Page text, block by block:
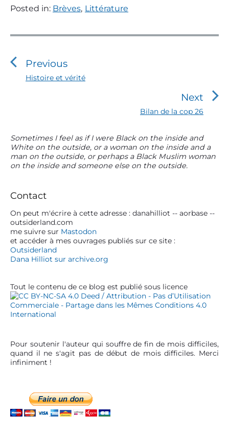
Posted in: Brèves, Littérature
N
v
i
o
n
l
’
a
r
t
c
l
e
Previous
P
u
s
p
o
Histoire et vérité
Next
t
p
o
Bilan de la cop 26
P
r
i
m
r
y
S
i
d
e
b
Sometimes I feel as if I were Black on the inside and
White on the outside, or a woman on the inside and a
man on the outside, or perhaps a Black Muslim woman
on the inside and someone else on the outside.
Contact
On peut m'écrire à cette adresse : danahilliot -- aorbase --
outsiderland.com
me suivre sur Mastodon
et accéder à mes ouvrages publiés sur ce site :
Outsiderland
Dana Hilliot sur archive.org
Tout le contenu de ce blog est publié sous licence
Pour soutenir l'auteur qui souffre de fin de mois difficiles,
quand il ne s'agit pas de début de mois difficiles. Merci
infiniment !